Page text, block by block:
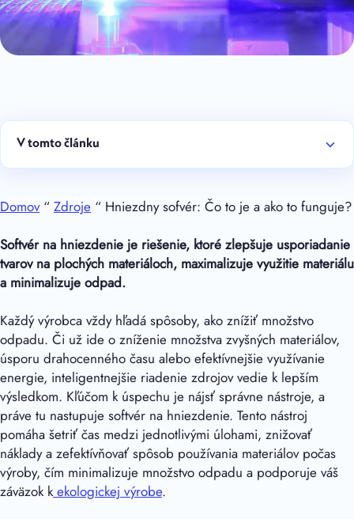
V tomto článku
Domov“ Zdroje “ Hniezdny sofvér: Čo to je a ako to funguje?
Softvér na hniezdenie je riešenie, ktoré zlepšuje usporiadanie
tvarov na plochých materiáloch, maximalizuje využitie materiálu
a minimalizuje odpad.
Každý výrobca vždy hľadá spôsoby, ako znížiť množstvo
odpadu. Či už ide o zníženie množstva zvyšných materiálov,
úsporu drahocenného času alebo efektívnejšie využívanie
energie, inteligentnejšie riadenie zdrojov vedie k lepším
výsledkom. Kľúčom k úspechu je nájsť správne nástroje, a
práve tu nastupuje softvér na hniezdenie. Tento nástroj
pomáha šetriť čas medzi jednotlivými úlohami, znižovať
náklady a zefektívňovať spôsob používania materiálov počas
výroby, čím minimalizuje množstvo odpadu a podporuje váš
záväzok kekologickej výrobe.